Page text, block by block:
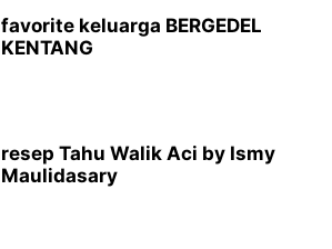
favorite keluarga BERGEDEL
KENTANG
resep Tahu Walik Aci by Ismy
Maulidasary